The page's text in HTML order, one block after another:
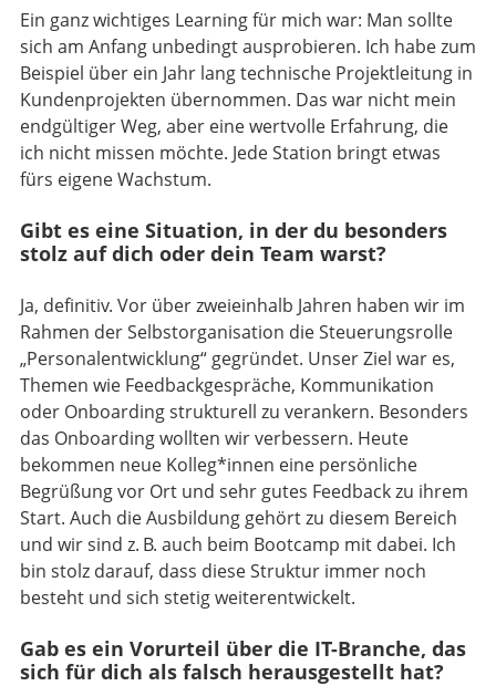
Ein ganz wichtiges Learning für mich war: Man sollte
sich am Anfang unbedingt ausprobieren. Ich habe zum
Beispiel über ein Jahr lang technische Projektleitung in
Kundenprojekten übernommen. Das war nicht mein
endgültiger Weg, aber eine wertvolle Erfahrung, die
ich nicht missen möchte. Jede Station bringt etwas
fürs eigene Wachstum.
Gibt es eine Situation, in der du besonders
stolz auf dich oder dein Team warst?
Ja, definitiv. Vor über zweieinhalb Jahren haben wir im
Rahmen der Selbstorganisation die Steuerungsrolle
„Personalentwicklung“ gegründet. Unser Ziel war es,
Themen wie Feedbackgespräche, Kommunikation
oder Onboarding strukturell zu verankern. Besonders
das Onboarding wollten wir verbessern. Heute
bekommen neue Kolleg*innen eine persönliche
Begrüßung vor Ort und sehr gutes Feedback zu ihrem
Start. Auch die Ausbildung gehört zu diesem Bereich
und wir sind z. B. auch beim Bootcamp mit dabei. Ich
bin stolz darauf, dass diese Struktur immer noch
besteht und sich stetig weiterentwickelt.
Gab es ein Vorurteil über die IT-Branche, das
sich für dich als falsch herausgestellt hat?